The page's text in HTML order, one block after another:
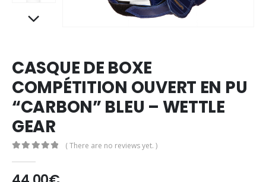
CASQUE DE BOXE
COMPÉTITION OUVERT EN PU
“CARBON” BLEU – WETTLE
GEAR
( There are no reviews yet. )